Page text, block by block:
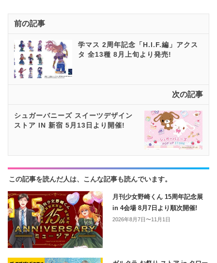
前の記事
学マス 2周年記念「H.I.F.編」アクス
タ 全13種 8月上旬より発売!
次の記事
シュガーバニーズ スイーツデザイン
ストア IN 新宿 5月13日より開催!
この記事を読んだ人は、こんな記事も読んでいます。
月刊少女野崎くん 15周年記念展
in 4会場 8月7日より順次開催!
2026年8月7日〜11月1日